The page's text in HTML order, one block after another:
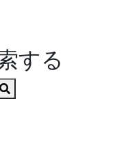
する